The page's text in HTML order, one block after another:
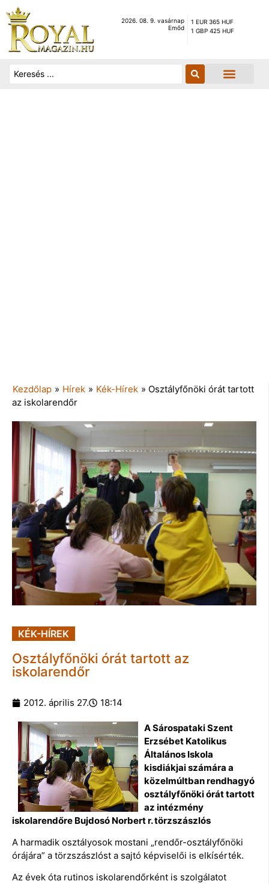
2026. 08. 9. vasárnap
Emőd
1 EUR 365 HUF
1 GBP 425 HUF
Kezdőlap » Hírek » Kék-Hírek » Osztályfőnöki órát tartott
az iskolarendőr
KÉK-HÍREK
Osztályfőnöki órát tartott az
iskolarendőr
2012. április 27. 18:14
A Sárospataki Szent
Erzsébet Katolikus
Általános Iskola
kisdiákjai számára a
közelmúltban rendhagyó
osztályfőnöki órát tartott
az intézmény
iskolarendőre Bujdosó Norbert r. törzszászlós
A harmadik osztályosok mostani „rendőr-osztályfőnöki
órájára” a törzszászlóst a sajtó képviselői is elkísérték.
Az évek óta rutinos iskolarendőrként is szolgálatot